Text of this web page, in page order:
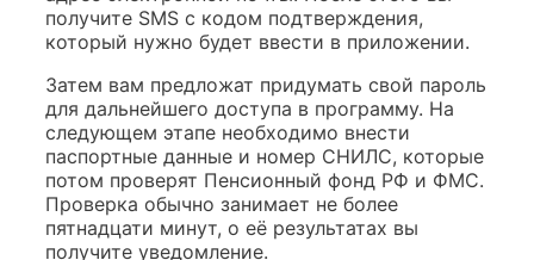
получите SMS с кодом подтверждения,
который нужно будет ввести в приложении.
Затем вам предложат придумать свой пароль
для дальнейшего доступа в программу. На
следующем этапе необходимо внести
паспортные данные и номер СНИЛС, которые
потом проверят Пенсионный фонд РФ и ФМС.
Проверка обычно занимает не более
пятнадцати минут, о её результатах вы
получите уведомление.